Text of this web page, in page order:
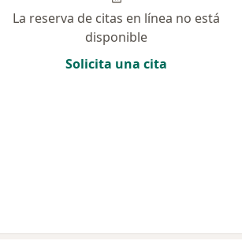
La reserva de citas en línea no está
disponible
Solicita una cita